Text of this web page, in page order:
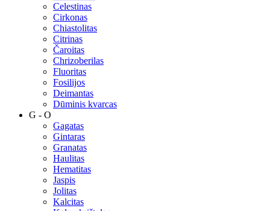
Celestinas
Cirkonas
Chiastolitas
Citrinas
Čaroitas
Chrizoberilas
Fluoritas
Fosilijos
Deimantas
Dūminis kvarcas
G - O
Gagatas
Gintaras
Granatas
Haulitas
Hematitas
Jaspis
Jolitas
Kalcitas